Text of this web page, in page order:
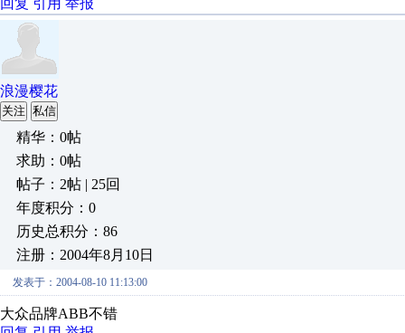
回复 引用 举报
浪漫樱花
关注 私信
精华：0帖
求助：0帖
帖子：2帖 | 25回
年度积分：0
历史总积分：86
注册：2004年8月10日
发表于：2004-08-10 11:13:00
大众品牌ABB不错